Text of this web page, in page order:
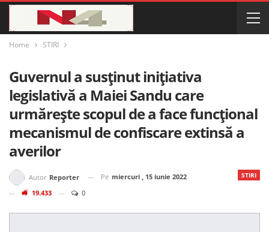
Home STIRI
Guvernul a susținut inițiativa
legislativă a Maiei Sandu care
urmărește scopul de a face funcțional
mecanismul de confiscare extinsă a
averilor
STIRI
Autor Reporter Pe miercuri , 15 iunie 2022
19.433
0